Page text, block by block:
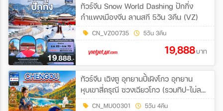
ทัวร์จีน Snow World Dashing ปักกิ่ง
กำแพงเมืองจีน ลานสกี 5วัน 3คืน (VZ)
CN_VZ00735 5วัน 3คืน
19,888บาท
ทัวร์จีน เฉิงตู อุทยานปี้เผิงโกว อุทยาน
หุบเขาสี่ดรุณี ซวงเฉียวโกว (รวมทิป-ไม่ลง
ร้าน-พักหน้าอุทยาน) 5วัน 4คืน (MU)
CN_MU00301 5วัน 4คืน